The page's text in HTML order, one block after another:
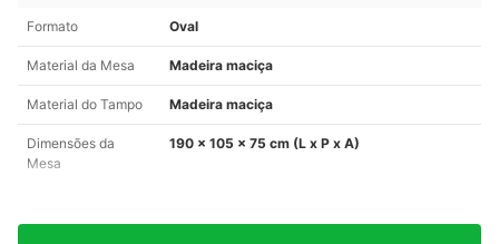
Formato Oval
Material da Mesa Madeira maciça
Material do Tampo Madeira maciça
Dimensões da
Mesa
190 x 105 x 75 cm (L x P x A)